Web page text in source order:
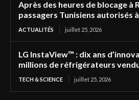
Après des heures de blocage à
passagers Tunisiens autorisés
ACTUALITÉS juillet 25, 2026
LG InstaView™ : dix ans
millions de réfrigérateurs
TECH & SCIENCE juillet 25, 2026